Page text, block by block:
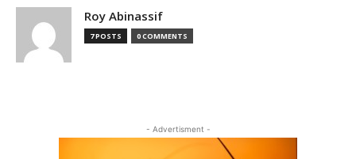
Roy Abinassif
7 POSTS 0 COMMENTS
- Advertisment -